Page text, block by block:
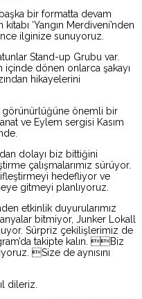
bir formatta devam
‘Yangın Merdiveni’nden
ilginize sunuyoruz.
Stand-up Grubu var.
içinde dönen onlarca şakayı
hikayelerini
görünürlüğüne önemli bir
ve Eylem sergisi Kasım
dolayı biz bittiğini
çalışmalarımız sürüyor.
hedefliyor ve
gitmeyi planlıyoruz.
etkinlik duyurularımız
bitmiyor, Junker Lokall
Sürpriz çekilişlerimiz de
takipte kalın. Biz
Size de aynısını
dileriz.